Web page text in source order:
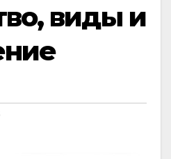
виды и